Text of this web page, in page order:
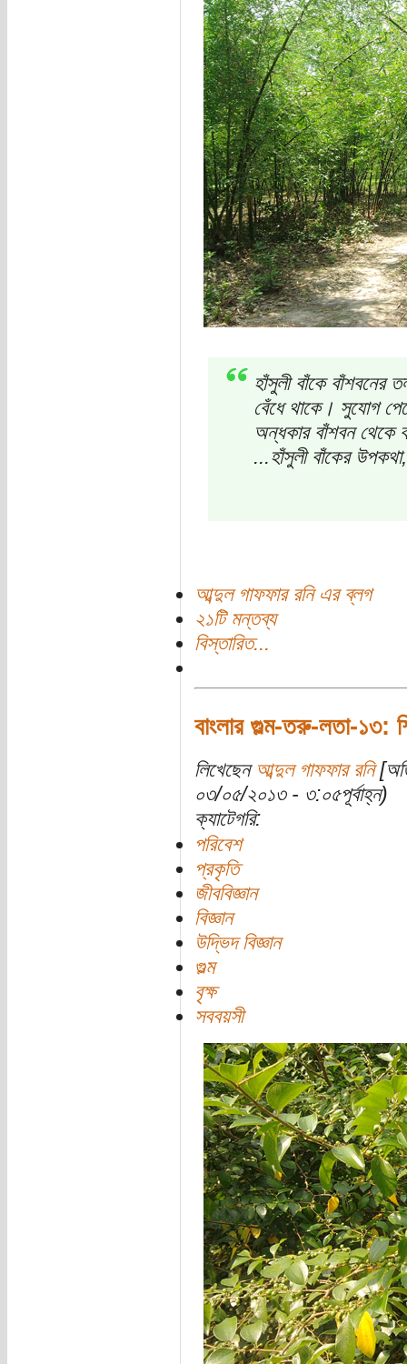
হাঁসুলী বাঁকে বাঁশবনের
বেঁধে থাকে। সুযোগ
অন্ধকার বাঁশবন থেকে
...হাঁসুলী বাঁকের
আব্দুল গাফফার রনি এর ব্লগ
২১টি মন্তব্য
বিস্তারিত...
বাংলার গুল্ম-তরু-লতা-১৩:
লিখেছেন আব্দুল গাফফার রনি
০৩/০৫/২০১৩ - ৩:০৫পূর্বাহ্ন)
ক্যাটেগরি:
পরিবেশ
প্রকৃতি
জীববিজ্ঞান
বিজ্ঞান
উদ্ভিদ বিজ্ঞান
গুল্ম
বৃক্ষ
সববয়সী